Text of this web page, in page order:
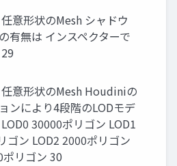
意形状のMesh シャドウ
有無は インスペクターで
意形状のMesh Houdiniの
ンにより4段階のLODモデ
30000ポリゴン LOD1
ゴン LOD2 2000ポリゴン
ポリゴン 30